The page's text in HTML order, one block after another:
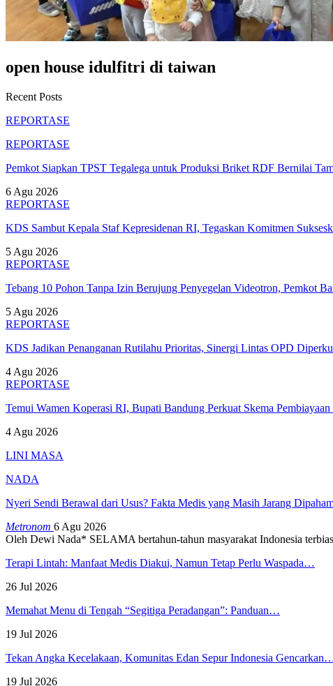
open house idulfitri di taiwan
Recent Posts
REPORTASE
REPORTASE
Pemkot Siapkan TPST Tegalega untuk Produksi Briket RDF Bernilai
6 Agu 2026
REPORTASE
KDS Sambut Kepala Staf Kepresidenan RI, Tegaskan Komitmen
5 Agu 2026
REPORTASE
Tebang 10 Pohon Tanpa Izin Berujung Penyegelan Videotron, Pemkot
5 Agu 2026
REPORTASE
KDS Jadikan Penanganan Rutilahu Prioritas, Sinergi Lintas OPD
4 Agu 2026
REPORTASE
Temui Wamen Koperasi RI, Bupati Bandung Perkuat Skema
4 Agu 2026
LINI MASA
NADA
Nyeri Sendi Berawal dari Usus? Fakta Medis yang Masih Jarang
Metronom 6 Agu 2026
Oleh Dewi Nada* SELAMA bertahun-tahun masyarakat Indonesia
Terapi Lintah: Manfaat Medis Diakui, Namun Tetap Perlu Waspada…
26 Jul 2026
Memahat Menu di Tengah “Segitiga Peradangan”: Panduan…
19 Jul 2026
Tekan Angka Kecelakaan, Komunitas Edan Sepur Indonesia
19 Jul 2026